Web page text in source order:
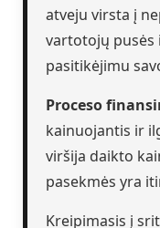
atveju virsta į
vartotojų pusės
pasitikėjimu
Proceso
kainuojantis ir
viršija daikto
pasekmės yra
Kreipimasis į